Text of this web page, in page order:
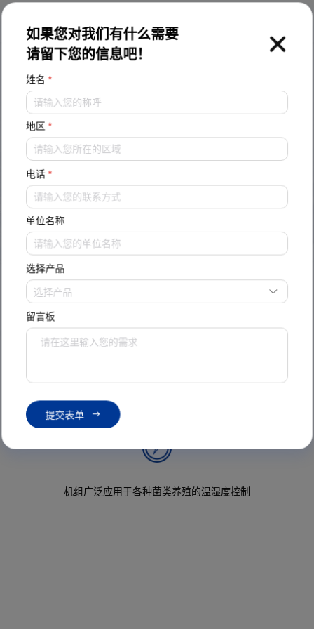
如果您对我们有什么需要
请留下您的信息吧！
姓名 *
地区 *
电话*
单位名称
选择产品
选择产品
留言板
提交表单
双孢菇专用多功能空调机
首页 产品中心
机组直接连接菌房风管对菌房进行温湿度调节
机组广泛应用于各种菌类养殖的温湿度控制